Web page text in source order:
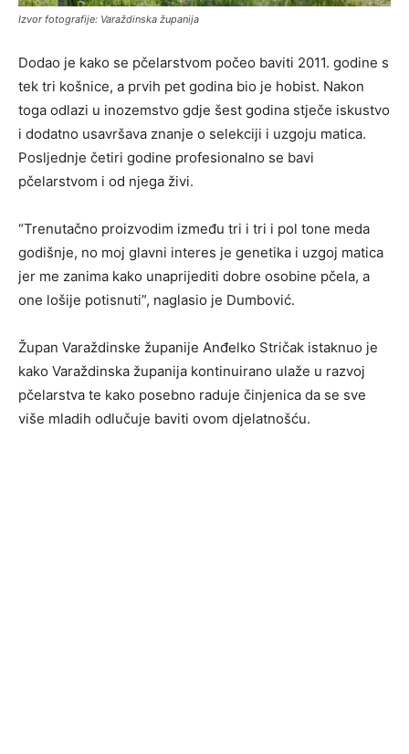
Izvor fotografije: Varaždinska županija
Dodao je kako se pčelarstvom počeo baviti 2011. godine s
tek tri košnice, a prvih pet godina bio je hobist. Nakon
toga odlazi u inozemstvo gdje šest godina stječe iskustvo
i dodatno usavršava znanje o selekciji i uzgoju matica.
Posljednje četiri godine profesionalno se bavi
pčelarstvom i od njega živi.
“Trenutačno proizvodim između tri i tri i pol tone meda
godišnje, no moj glavni interes je genetika i uzgoj matica
jer me zanima kako unaprijediti dobre osobine pčela, a
one lošije potisnuti”, naglasio je Dumbović.
Župan Varaždinske županije Anđelko Stričak istaknuo je
kako Varaždinska županija kontinuirano ulaže u razvoj
pčelarstva te kako posebno raduje činjenica da se sve
više mladih odlučuje baviti ovom djelatnošću.